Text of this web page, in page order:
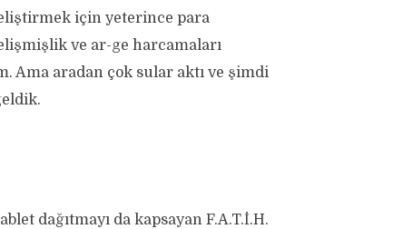
için yeterince para
ve ar-ge harcamaları
Ama aradan çok sular aktı ve şimdi
dağıtmayı da kapsayan F.A.T.İ.H.